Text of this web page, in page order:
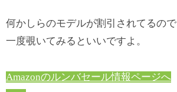
何かしらのモデルが割引されてるので
一度覗いてみるといいですよ。
Amazonのルンバセール情報ページへ